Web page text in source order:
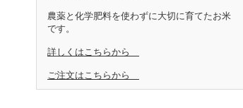
農薬と化学肥料を使わずに大切に育てたお米
です。
詳しくはこちらから
ご注文はこちらから